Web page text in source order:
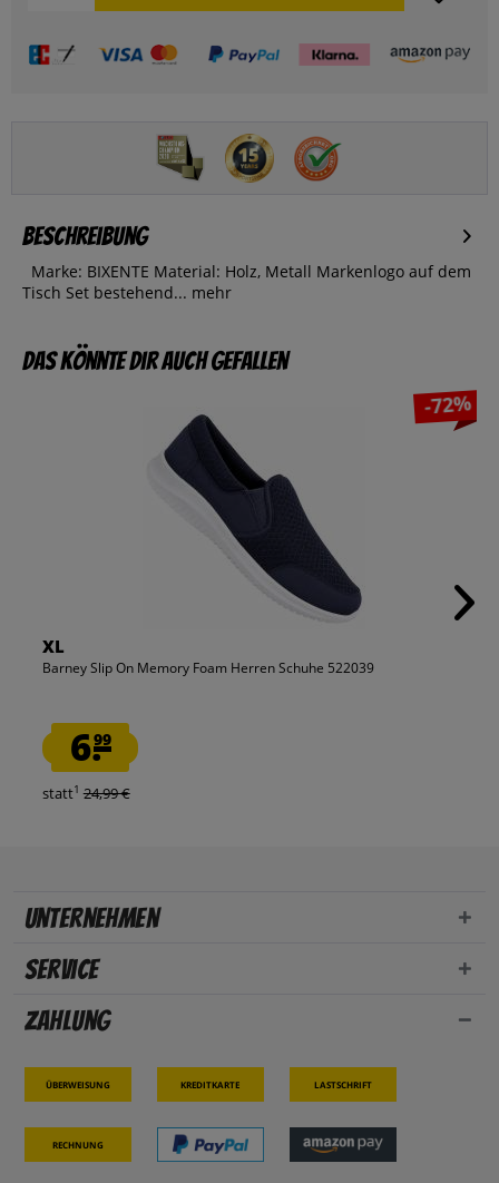
Beschreibung
Marke: BIXENTE Material: Holz, Metall Markenlogo auf dem
Tisch Set bestehend... mehr
Das könnte dir auch gefallen
-72%
XL
Barney Slip On Memory Foam Herren Schuhe 522039
6.99
statt1 24,99 €
Unternehmen
Service
Zahlung
Überweisung Kreditkarte Lastschrift
Rechnung